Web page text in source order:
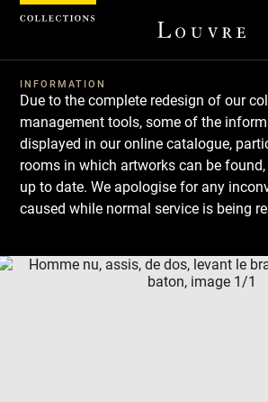
INFORMATION
Due to the complete redesign of our
management tools, some of the
displayed in our online catalogue,
rooms in which artworks can be
up to date. We apologise for any
caused while normal service is being
Download
Next
Previous
Cookies management panel